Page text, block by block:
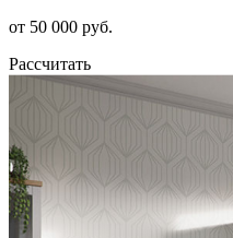
от 50 000 руб.
Рассчитать